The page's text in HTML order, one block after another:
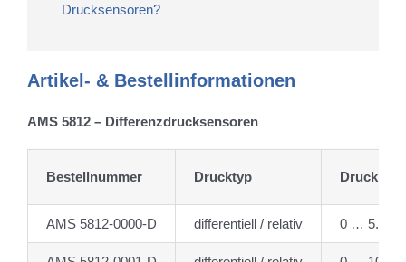
Drucksensoren?
Artikel- & Bestellinformationen
AMS 5812 – Differenzdrucksensoren
Bestellnummer Drucktyp
AMS 5812-0000-D differentiell / relativ 0 … 5.17